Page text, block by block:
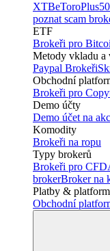
XTBeToro
poznat scam
ETF
Brokeři pro
Metody vkladu a
Paypal Brokeři
Obchodní
Brokeři pro
Demo účty
Demo účet na
Komodity
Brokeři na ropu
Typy brokerů
Brokeři pro CFD
brokerBroker na
Platby &
Obchodní